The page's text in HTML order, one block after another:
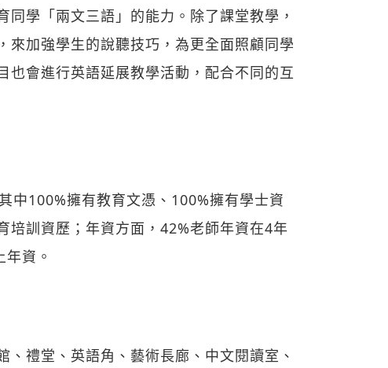
學「兩文三語」的能力。除了課堂教學，
來加強學生的說聽技巧，為更全面照顧同學
也會進行英語延展教學活動，配合不同的互
中100%擁有教育文憑、100%擁有學士資
培訓資歷；年資方面，42%老師年資在4年
資。
禮堂、英語角、藝術長廊、中文閱讀室、